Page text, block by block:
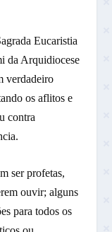
Eucaristia
da Arquidiocese
verdadeiro
os aflitos e
contra
ser profetas,
ouvir; alguns
para todos os